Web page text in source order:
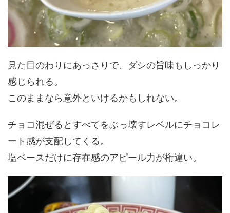
見た目のわりにあっさりで、ダシの旨味もしっかり
感じられる。
このままなら意外といけるかもしれない。
チョコ混ぜるとすべてをぶっ壊すレベルにチョコレ
ート感が支配してくる。
塩ベースだけに存在感のアピール力が桁違い。